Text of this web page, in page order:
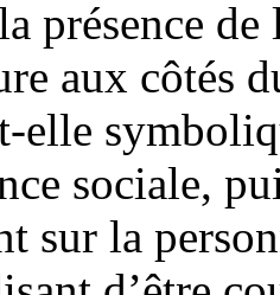
présence
aux côtés
elle
sociale,
sur la